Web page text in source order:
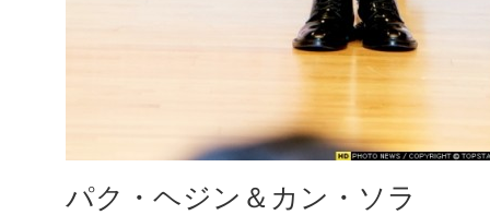
パク・ヘジン＆カン・ソラ